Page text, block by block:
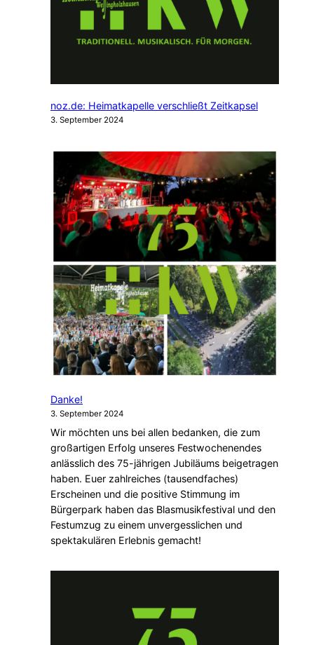
noz.de: Heimatkapelle verschließt Zeitkapsel
3. September 2024
Danke!
3. September 2024
Wir möchten uns bei allen bedanken, die zum
großartigen Erfolg unseres Festwochenendes
anlässlich des 75-jährigen Jubiläums beigetragen
haben. Euer zahlreiches (tausendfaches)
Erscheinen und die positive Stimmung im
Bürgerpark haben das Blasmusikfestival und den
Festumzug zu einem unvergesslichen und
spektakulären Erlebnis gemacht!